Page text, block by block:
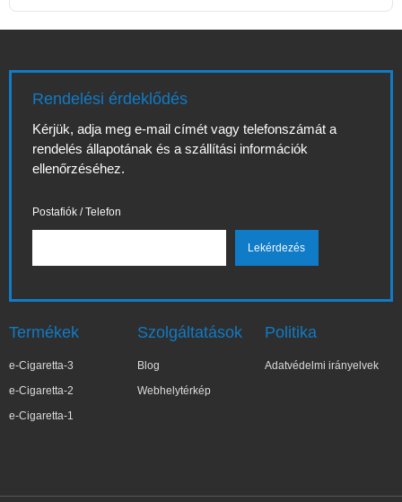
Rendelési érdeklődés
Kérjük, adja meg e-mail címét vagy telefonszámát a
rendelés állapotának és a szállítási információk
ellenőrzéséhez.
Postafiók / Telefon
Termékek
e-Cigaretta-3
e-Cigaretta-2
e-Cigaretta-1
Szolgáltatások
Blog
Webhelytérkép
Politika
Adatvédelmi irányelvek